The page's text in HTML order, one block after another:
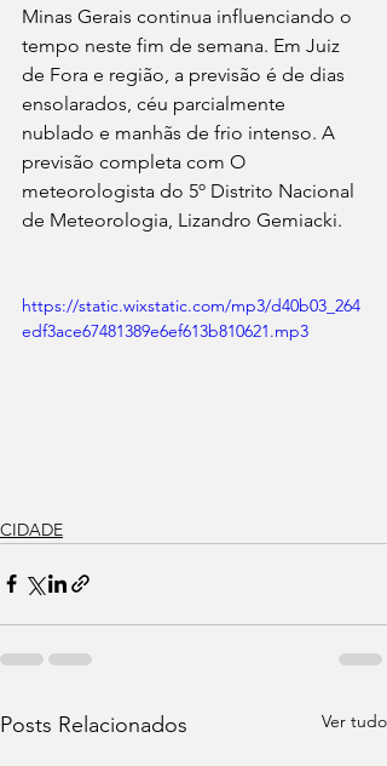
Minas Gerais continua influenciando o
tempo neste fim de semana. Em Juiz
de Fora e região, a previsão é de dias
ensolarados, céu parcialmente
nublado e manhãs de frio intenso. A
previsão completa com O
meteorologista do 5º Distrito Nacional
de Meteorologia, Lizandro Gemiacki.
https://static.wixstatic.com/mp3/d40b03_264
edf3ace67481389e6ef613b810621.mp3
CIDADE
Posts Relacionados Ver tudo